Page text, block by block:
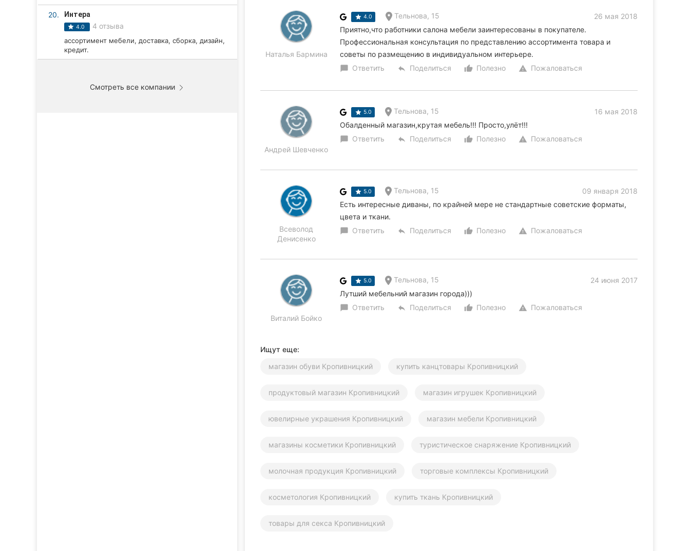
20. Интера
4.0 4 отзыва
ассортимент мебели, доставка, сборка, дизайн,
кредит.
Смотреть все компании
Наталья Бармина
4.0 Тельнова, 15
26 мая 2018
Приятно,что работники салона мебели заинтересованы в покупателе.
Профессиональная консультация по представлению ассортимента товара и
советы по размещению в индивидуальном интерьере.
chat_bubble Ответить reply Поделиться thumb_up_alt
Полезно warning Пожаловаться
Андрей Шевченко
5.0 Тельнова, 15
16 мая 2018
Обалденный магазин,крутая мебель!!! Просто,улёт!!!
chat_bubble Ответить reply Поделиться thumb_up_alt
Полезно warning Пожаловаться
Всеволод
Денисенко
5.0 Тельнова, 15
09 января 2018
Есть интересные диваны, по крайней мере не стандартные советские форматы,
цвета и ткани.
chat_bubble Ответить reply Поделиться thumb_up_alt
Полезно warning Пожаловаться
Виталий Бойко
5.0 Тельнова, 15
24 июня 2017
Лутший мебельний магазин города)))
chat_bubble Ответить reply Поделиться thumb_up_alt
Полезно warning Пожаловаться
Ищут еще:
магазин обуви Кропивницкий
купить канцтовары Кропивницкий
продуктовый магазин Кропивницкий магазин игрушек Кропивницкий
ювелирные украшения Кропивницкий магазин мебели Кропивницкий
магазины косметики Кропивницкий туристическое снаряжение Кропивницкий
молочная продукция Кропивницкий торговые комплексы Кропивницкий
косметология Кропивницкий купить ткань Кропивницкий
товары для секса Кропивницкий